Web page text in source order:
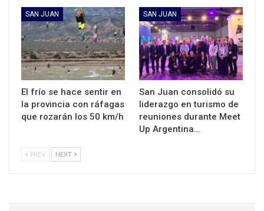
SAN JUAN
El frío se hace sentir en
la provincia con ráfagas
que rozarán los 50 km/h
SAN JUAN
San Juan consolidó su
liderazgo en turismo de
reuniones durante Meet
Up Argentina…
PREV NEXT